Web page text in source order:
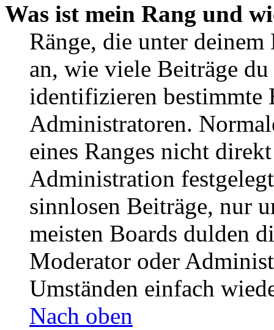
Was ist mein Rang und
Ränge, die unter deinem
an, wie viele Beiträge
identifizieren bestimmte
Administratoren.
eines Ranges nicht
Administration
sinnlosen Beiträge, nur
meisten Boards dulden
Moderator oder
Umständen einfach
Nach oben